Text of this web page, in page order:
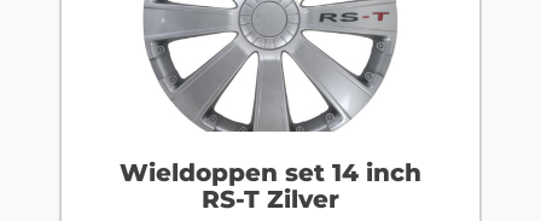
Wieldoppen set 14 inch
RS-T Zilver